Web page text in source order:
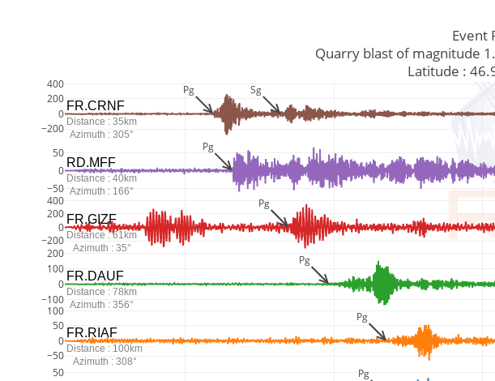
50
−50
0
50
100
−100
0
100
200
−200
0
200
400
−50
0
50
−200
0
200
400
Event
Quarry blast of
Latitude :
Pg
Pg
Pg
Pg
Pg
Pg Sg
FR.RIAF
Distance : 100km
Azimuth : 308°
FR.DAUF
Distance : 78km
Azimuth : 356°
FR.GIZF
Distance : 61km
Azimuth : 35°
RD.MFF
Distance : 40km
Azimuth : 166°
FR.CRNF
Distance : 35km
Azimuth : 305°